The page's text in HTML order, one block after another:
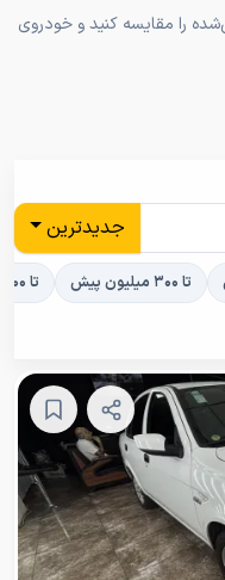
را مقایسه کنید و خودروی
جدیدترین
تا ۳۰۰ میلیون پیش تا ۴۰۰ میلیون پیش